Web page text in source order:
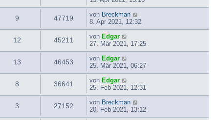
9 47719 von Breckman
8. Apr 2021, 12:32
12 45211 von Edgar
27. Mär 2021, 17:25
13 46453 von Edgar
25. Mär 2021, 06:27
8 36641 von Edgar
25. Feb 2021, 12:31
3 27152 von Breckman
20. Feb 2021, 13:12